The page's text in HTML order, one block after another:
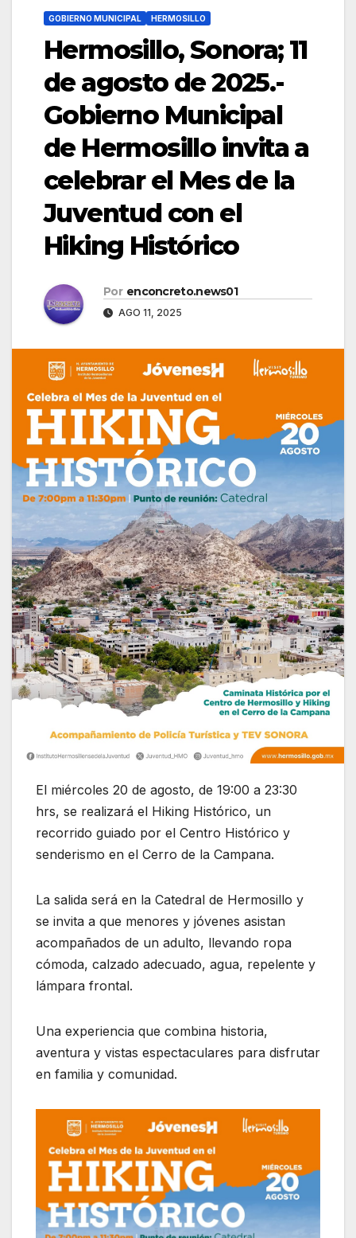
GOBIERNO MUNICIPAL HERMOSILLO
Hermosillo, Sonora; 11
de agosto de 2025.-
Gobierno Municipal
de Hermosillo invita a
celebrar el Mes de la
Juventud con el
Hiking Histórico
Por enconcreto.news01
AGO 11, 2025
El miércoles 20 de agosto, de 19:00 a 23:30
hrs, se realizará el Hiking Histórico, un
recorrido guiado por el Centro Histórico y
senderismo en el Cerro de la Campana.
La salida será en la Catedral de Hermosillo y
se invita a que menores y jóvenes asistan
acompañados de un adulto, llevando ropa
cómoda, calzado adecuado, agua, repelente y
lámpara frontal.
Una experiencia que combina historia,
aventura y vistas espectaculares para disfrutar
en familia y comunidad.